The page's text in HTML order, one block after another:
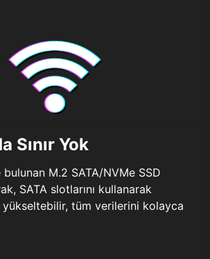
Sınır Yok
M.2 SATA/NVMe SSD
SATA slotlarını kullanarak
yükseltebilir, tüm verilerini kolayca